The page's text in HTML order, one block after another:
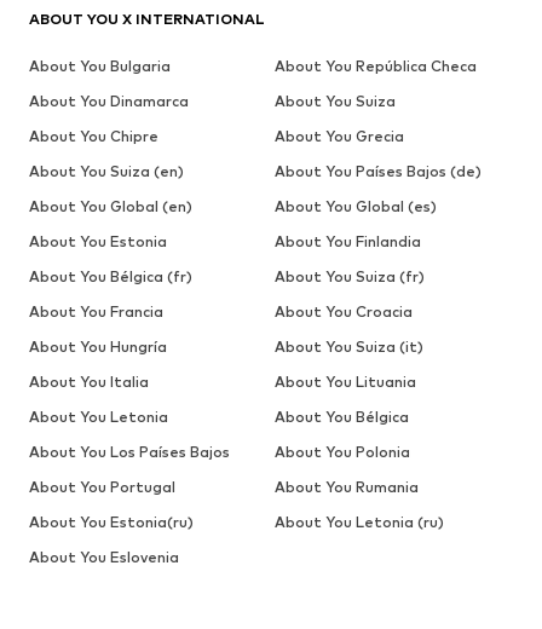
ABOUT YOU X INTERNATIONAL
About You Bulgaria
About You República Checa
About You Dinamarca
About You Suiza
About You Chipre
About You Grecia
About You Suiza (en)
About You Países Bajos (de)
About You Global (en)
About You Global (es)
About You Estonia
About You Finlandia
About You Bélgica (fr)
About You Suiza (fr)
About You Francia
About You Croacia
About You Hungría
About You Suiza (it)
About You Italia
About You Lituania
About You Letonia
About You Bélgica
About You Los Países Bajos
About You Polonia
About You Portugal
About You Rumania
About You Estonia(ru)
About You Letonia (ru)
About You Eslovenia